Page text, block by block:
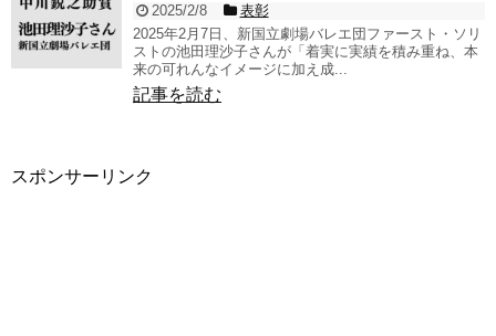
2025/2/8
表彰
2025年2月7日、新国立劇場バレエ団ファースト・ソリ
ストの池田理沙子さんが「着実に実績を積み重ね、本
来の可れんなイメージに加え成...
記事を読む
スポンサーリンク